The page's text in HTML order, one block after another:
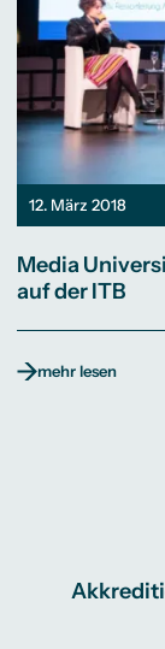
12. März 2018
Media
auf der ITB
mehr lesen